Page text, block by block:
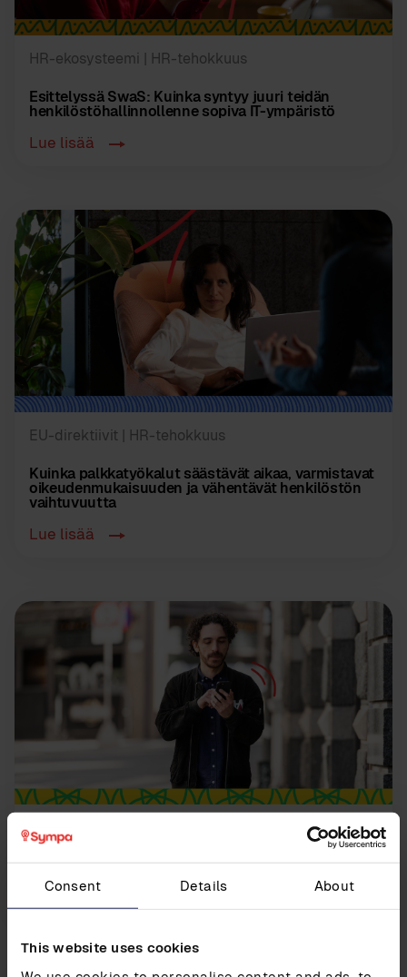
Consent Details About
This website uses cookies
HR-ekosysteemi | HR-tehokkuus
Esittelyssä SwaS: Kuinka syntyy juuri teidän
henkilöstöhallinnollenne sopiva IT-ympäristö
Lue lisää
EU-direktiivit | HR-tehokkuus
Kuinka palkkatyökalut säästävät aikaa, varmistavat
oikeudenmukaisuuden ja vähentävät henkilöstön
vaihtuvuutta
Lue lisää
HR-tehokkuus
Opas ketterään suorituskyvyn tukemiseen
Lue lisää